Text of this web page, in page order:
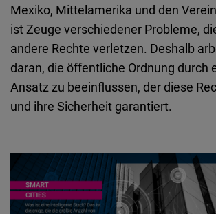
Mexiko, Mittelamerika und den
ist Zeuge verschiedener Probleme,
andere Rechte verletzen. Deshalb
daran, die öffentliche Ordnung durch
Ansatz zu beeinflussen, der diese
und ihre Sicherheit garantiert.